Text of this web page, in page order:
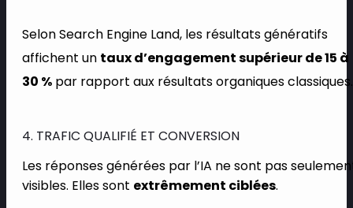
Selon Search Engine Land, les résultats génératifs
affichent un taux d’engagement supérieur de 15 à
30 % par rapport aux résultats organiques classiques.
4. TRAFIC QUALIFIÉ ET CONVERSION
Les réponses générées par l’IA ne sont pas
visibles. Elles sont extrêmement ciblées.